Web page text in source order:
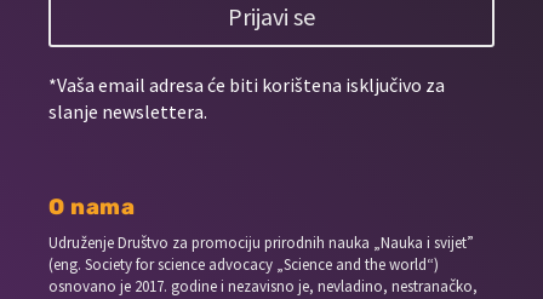
Prijavi se
*Vaša email adresa će biti korištena isključivo za
slanje newslettera.
O nama
Udruženje Društvo za promociju prirodnih nauka „Nauka i svijet”
(eng. Society for science advocacy „Science and the world“)
osnovano je 2017. godine i nezavisno je, nevladino, nestranačko,